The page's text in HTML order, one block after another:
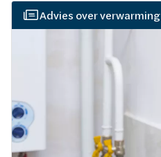
Advies over verwarming